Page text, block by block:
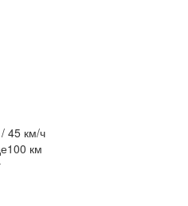
45 км/ч
100 км